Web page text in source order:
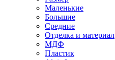
Маленькие
Большие
Средние
Отделка и материал
МДФ
Пластик